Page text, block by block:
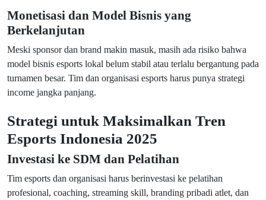
Monetisasi dan Model Bisnis yang
Berkelanjutan
Meski sponsor dan brand makin masuk, masih ada risiko bahwa
model bisnis esports lokal belum stabil atau terlalu bergantung pada
turnamen besar. Tim dan organisasi esports harus punya strategi
income jangka panjang.
Strategi untuk Maksimalkan Tren
Esports Indonesia 2025
Investasi ke SDM dan Pelatihan
Tim esports dan organisasi harus berinvestasi ke pelatihan
profesional, coaching, streaming skill, branding pribadi atlet, dan